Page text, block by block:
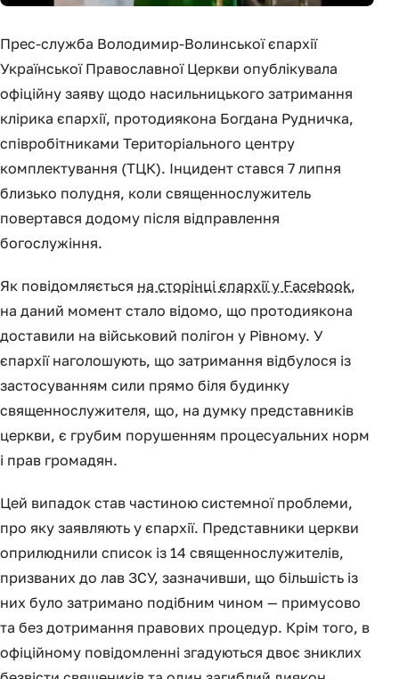
Прес-служба Володимир-Волинської єпархії
Української Православної Церкви опублікувала
офіційну заяву щодо насильницького затримання
клірика єпархії, протодиякона Богдана Рудничка,
співробітниками Територіального центру
комплектування (ТЦК). Інцидент стався 7 липня
близько полудня, коли священнослужитель
повертався додому після відправлення
богослужіння.
Як повідомляється на сторінці єпархії у Facebook,
на даний момент стало відомо, що протодиякона
доставили на військовий полігон у Рівному. У
єпархії наголошують, що затримання відбулося із
застосуванням сили прямо біля будинку
священнослужителя, що, на думку представників
церкви, є грубим порушенням процесуальних норм
і прав громадян.
Цей випадок став частиною системної проблеми,
про яку заявляють у єпархії. Представники церкви
оприлюднили список із 14 священнослужителів,
призваних до лав ЗСУ, зазначивши, що більшість із
них було затримано подібним чином — примусово
та без дотримання правових процедур. Крім того, в
офіційному повідомленні згадуються двоє зниклих